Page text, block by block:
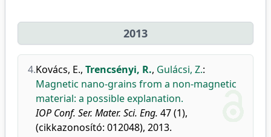
2013
4.Kovács, E., Trencsényi, R., Gulácsi, Z.:
Magnetic nano-grains from a non-magnetic
material: a possible explanation.
IOP Conf. Ser. Mater. Sci. Eng. 47 (1),
(cikkazonosító: 012048), 2013.